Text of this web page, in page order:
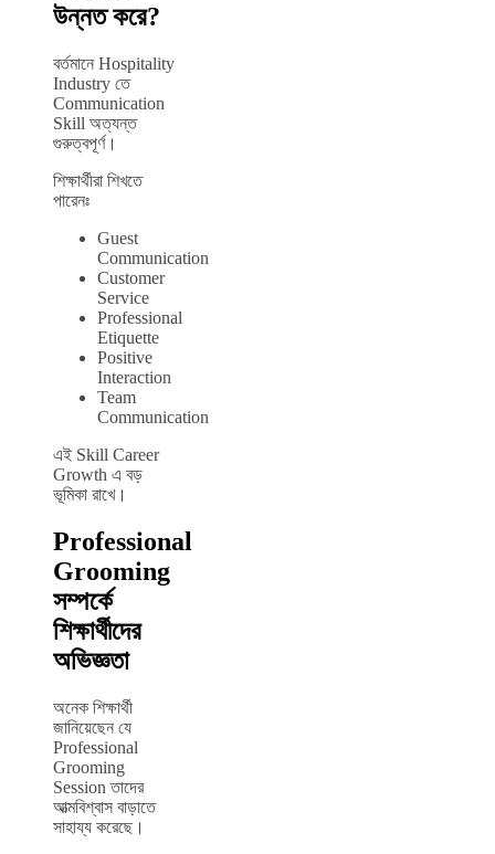
উন্নত করে?
বর্তমানে Hospitality
Industry তে
Communication
Skill অত্যন্ত
গুরুত্বপূর্ণ।
শিক্ষার্থীরা শিখতে
পারেনঃ
Guest
Communication
Customer
Service
Professional
Etiquette
Positive
Interaction
Team
Communication
এই Skill Career
Growth এ বড়
ভূমিকা রাখে।
Professional
Grooming
সম্পর্কে
শিক্ষার্থীদের
অভিজ্ঞতা
অনেক শিক্ষার্থী
জানিয়েছেন যে
Professional
Grooming
Session তাদের
আত্মবিশ্বাস বাড়াতে
সাহায্য করেছে।